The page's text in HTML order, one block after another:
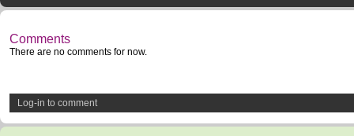
Comments
There are no comments for now.
Log-in to comment